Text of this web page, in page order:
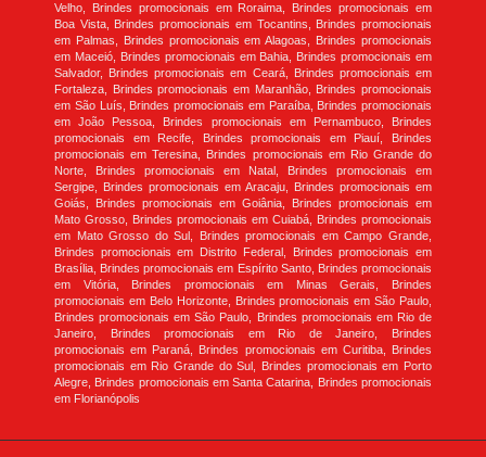
Velho, Brindes promocionais em Roraima, Brindes promocionais em
Boa Vista, Brindes promocionais em Tocantins, Brindes promocionais
em Palmas, Brindes promocionais em Alagoas, Brindes promocionais
em Maceió, Brindes promocionais em Bahia, Brindes promocionais em
Salvador, Brindes promocionais em Ceará, Brindes promocionais em
Fortaleza, Brindes promocionais em Maranhão, Brindes promocionais
em São Luís, Brindes promocionais em Paraíba, Brindes promocionais
em João Pessoa, Brindes promocionais em Pernambuco, Brindes
promocionais em Recife, Brindes promocionais em Piauí, Brindes
promocionais em Teresina, Brindes promocionais em Rio Grande do
Norte, Brindes promocionais em Natal, Brindes promocionais em
Sergipe, Brindes promocionais em Aracaju, Brindes promocionais em
Goiás, Brindes promocionais em Goiânia, Brindes promocionais em
Mato Grosso, Brindes promocionais em Cuiabá, Brindes promocionais
em Mato Grosso do Sul, Brindes promocionais em Campo Grande,
Brindes promocionais em Distrito Federal, Brindes promocionais em
Brasília, Brindes promocionais em Espírito Santo, Brindes promocionais
em Vitória, Brindes promocionais em Minas Gerais, Brindes
promocionais em Belo Horizonte, Brindes promocionais em São Paulo,
Brindes promocionais em São Paulo, Brindes promocionais em Rio de
Janeiro, Brindes promocionais em Rio de Janeiro, Brindes
promocionais em Paraná, Brindes promocionais em Curitiba, Brindes
promocionais em Rio Grande do Sul, Brindes promocionais em Porto
Alegre, Brindes promocionais em Santa Catarina, Brindes promocionais
em Florianópolis